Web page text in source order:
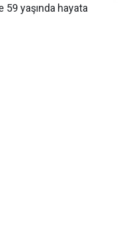
yaşında hayata